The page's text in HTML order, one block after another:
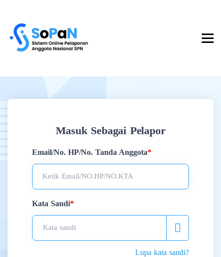
Masuk Sebagai Pelapor
Email/No. HP/No. Tanda Anggota*
Ketik Email/NO.HP/NO.KTA
Kata Sandi*
Kata sandi
Lupa kata sandi?